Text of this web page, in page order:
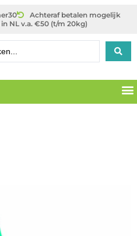
Achteraf betalen mogelijk
NL v.a. €50 (t/m 20kg)